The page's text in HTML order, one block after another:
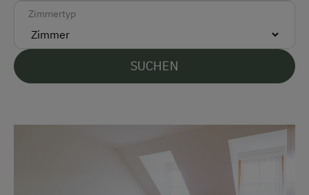
Vor Ort gesprochene Sprachen
Parken
E-Auto Ladestation
Kostenlose Parkplätze
Zimmertyp
SUCHEN